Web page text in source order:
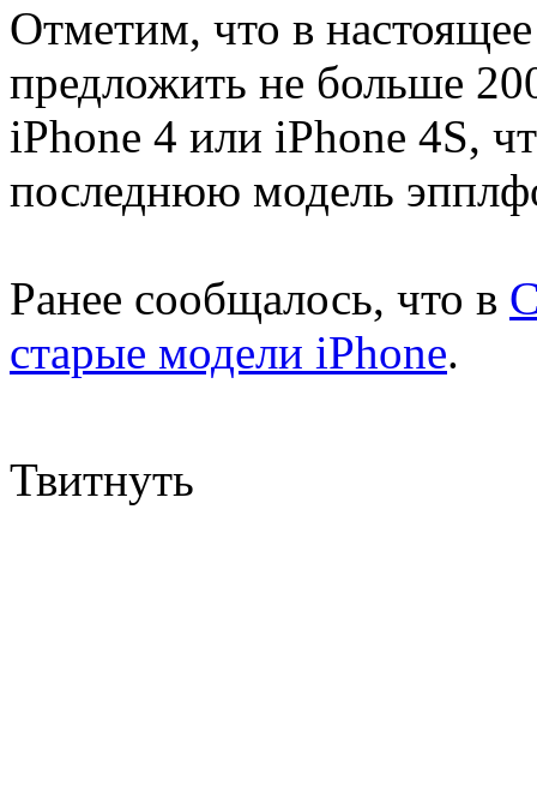
Отметим, что в
предложить не больше
iPhone 4 или iPhone 4S,
последнюю модель
Ранее сообщалось, что в
старые модели iPhone.
Твитнуть